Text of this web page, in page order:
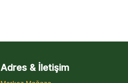
Adres & İletişim